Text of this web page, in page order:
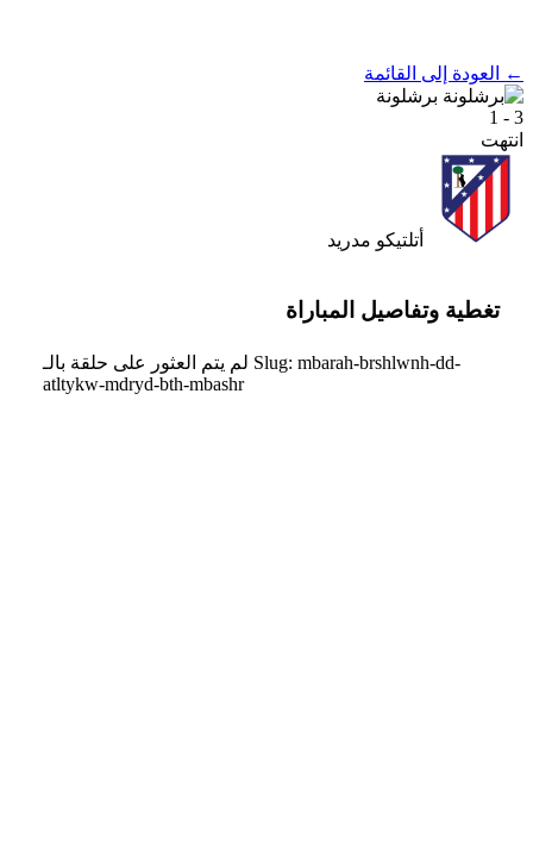
← العودة إلى القائمة
برشلونة
3 - 1
انتهت
أتلتيكو مدريد
تغطية وتفاصيل المباراة